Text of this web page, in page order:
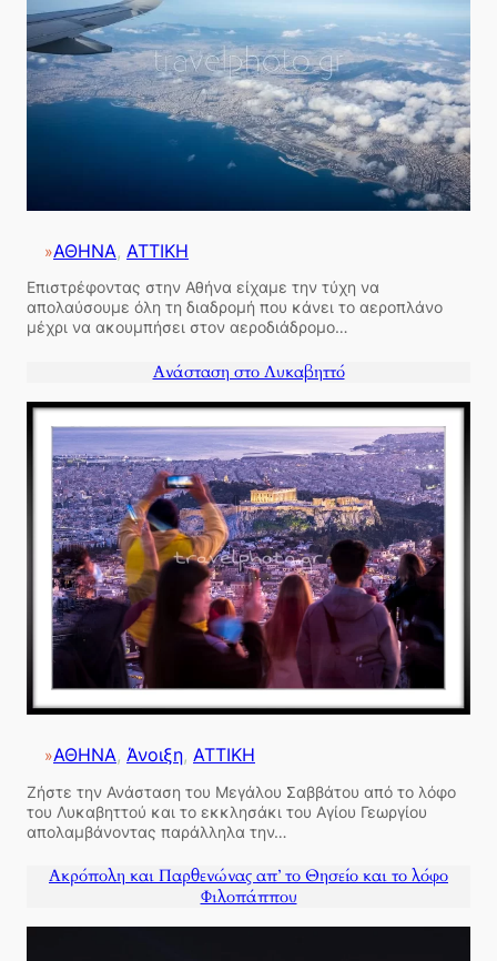
»ΑΘΗΝΑ, ΑΤΤΙΚΗ
Επιστρέφοντας στην Αθήνα είχαμε την τύχη να
απολαύσουμε όλη τη διαδρομή που κάνει το αεροπλάνο
μέχρι να ακουμπήσει στον αεροδιάδρομο…
Ανάσταση στο Λυκαβηττό
»ΑΘΗΝΑ, Άνοιξη, ΑΤΤΙΚΗ
Ζήστε την Ανάσταση του Μεγάλου Σαββάτου από το λόφο
του Λυκαβηττού και το εκκλησάκι του Αγίου Γεωργίου
απολαμβάνοντας παράλληλα την…
Ακρόπολη και Παρθενώνας απ’ το Θησείο και το λόφο
Φιλοπάππου